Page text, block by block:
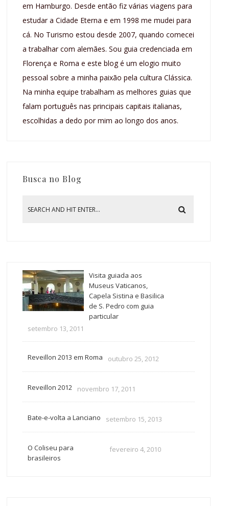
em Hamburgo. Desde então fiz várias viagens para
estudar a Cidade Eterna e em 1998 me mudei para
cá. No Turismo estou desde 2007, quando comecei
a trabalhar com alemães. Sou guia credenciada em
Florença e Roma e este blog é um elogio muito
pessoal sobre a minha paixão pela cultura Clássica.
Na minha equipe trabalham as melhores guias que
falam português nas principais capitais italianas,
escolhidas a dedo por mim ao longo dos anos.
Busca no Blog
Visita guiada aos
Museus Vaticanos,
Capela Sistina e Basilica
de S. Pedro com guia
particular
setembro 13, 2011
Reveillon 2013 em Roma outubro 25, 2012
Reveillon 2012 novembro 17, 2011
Bate-e-volta a Lanciano setembro 15, 2013
O Coliseu para
brasileiros
fevereiro 4, 2010